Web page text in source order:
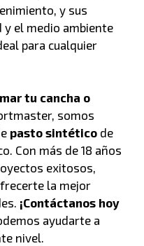
y sus
y el medio ambiente
para cualquier
tu cancha o
somos
pasto sintético de
Con más de 18 años
exitosos,
la mejor
¡Contáctanos hoy
ayudarte a
nivel.